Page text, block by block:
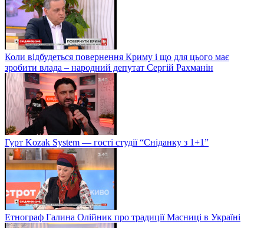
Коли відбудеться повернення Криму і що для цього має
зробити влада – народний депутат Сергій Рахманін
Гурт Kozak System — гості студії “Сніданку з 1+1”
Етнограф Галина Олійник про традиції Масниці в Україні